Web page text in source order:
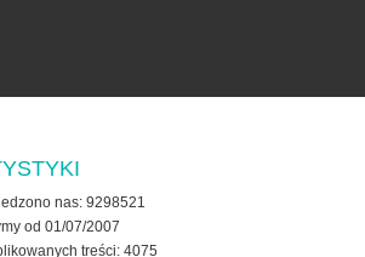
nas: 9298521
od 01/07/2007
treści: 4075